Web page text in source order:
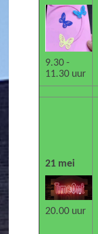
9.30 -
11.30 uur
21 mei
20.00 uur